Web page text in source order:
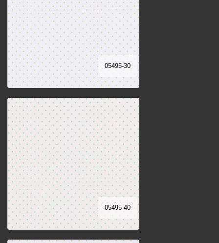
05495-30
05495-40